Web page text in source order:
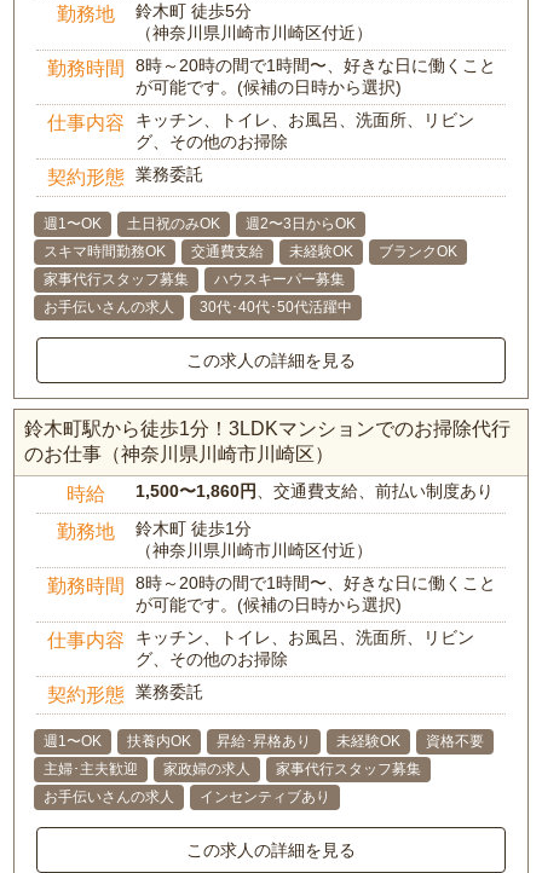
勤務地
鈴木町 徒歩5分
（神奈川県川崎市川崎区付近）
勤務時間
8時～20時の間で1時間〜、好きな日に働くこと
が可能です。(候補の日時から選択)
仕事内容
キッチン、トイレ、お風呂、洗面所、リビン
グ、その他のお掃除
契約形態 業務委託
週1〜OK 土日祝のみOK
週2〜3日からOK
スキマ時間勤務OK
交通費支給 未経験OK
ブランクOK
家事代行スタッフ募集
ハウスキーパー募集
お手伝いさんの求人
30代･40代･50代活躍中
この求人の詳細を見る
鈴木町駅から徒歩1分！3LDKマンションでのお掃除代行
のお仕事（神奈川県川崎市川崎区）
時給 1,500〜1,860円、交通費支給、前払い制度あり
勤務地
鈴木町 徒歩1分
（神奈川県川崎市川崎区付近）
勤務時間
8時～20時の間で1時間〜、好きな日に働くこと
が可能です。(候補の日時から選択)
仕事内容
キッチン、トイレ、お風呂、洗面所、リビン
グ、その他のお掃除
契約形態 業務委託
週1〜OK 扶養内OK 昇給･昇格あり 未経験OK
資格不要
主婦･主夫歓迎
家政婦の求人
家事代行スタッフ募集
お手伝いさんの求人
インセンティブあり
この求人の詳細を見る